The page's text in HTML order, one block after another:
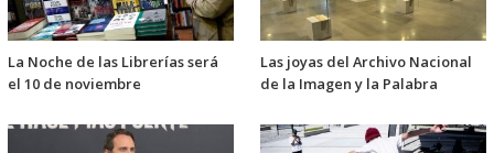
La Noche de las Librerías será
el 10 de noviembre
Las joyas del Archivo Nacional
de la Imagen y la Palabra